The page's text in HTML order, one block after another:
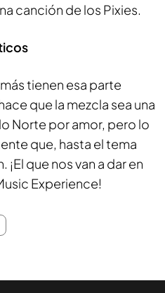
canción de los Pixies.
tienen esa parte
que la mezcla sea una
Norte por amor, pero lo
que, hasta el tema
que nos van a dar en
Experience!